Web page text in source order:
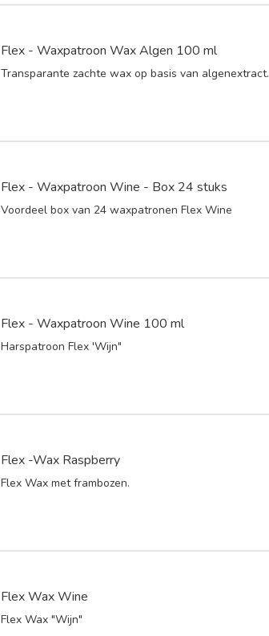
Flex - Waxpatroon Wax Algen 100 ml
Transparante zachte wax op basis van algenextract.
Flex - Waxpatroon Wine - Box 24 stuks
Voordeel box van 24 waxpatronen Flex Wine
Flex - Waxpatroon Wine 100 ml
Harspatroon Flex 'Wijn"
Flex -Wax Raspberry
Flex Wax met frambozen.
Flex Wax Wine
Flex Wax "Wijn"